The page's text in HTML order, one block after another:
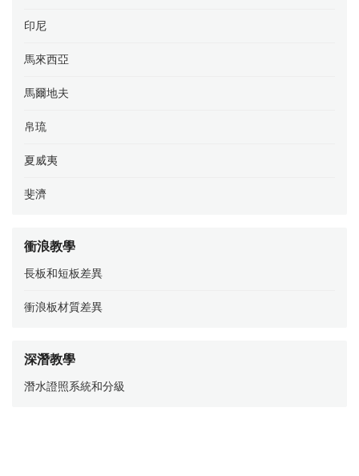
印尼
馬來西亞
馬爾地夫
帛琉
夏威夷
斐濟
衝浪教學
長板和短板差異
衝浪板材質差異
深潛教學
潛水證照系統和分級